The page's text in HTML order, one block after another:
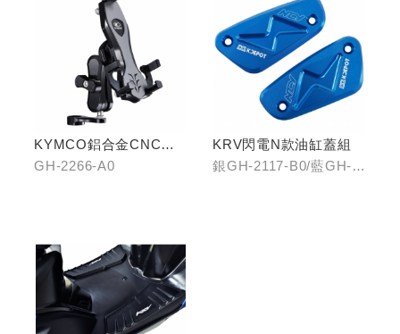
KYMCO鋁合金CNC減
震手機架
GH-2266-A0
KRV閃電N款油缸蓋組
銀GH-2117-B0/藍GH-